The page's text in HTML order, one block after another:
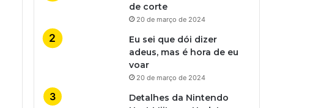
de corte
20 de março de 2024
Eu sei que dói dizer
adeus, mas é hora de eu
voar
20 de março de 2024
Detalhes da Nintendo